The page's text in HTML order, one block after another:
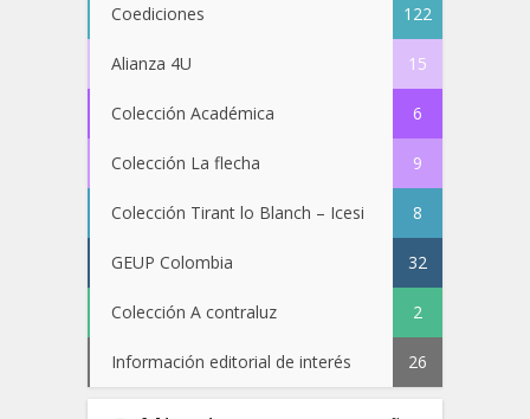
Coediciones 122
Alianza 4U 15
Colección Académica 6
Colección La flecha 9
Colección Tirant lo Blanch – Icesi 8
GEUP Colombia 32
Colección A contraluz 2
Información editorial de interés 26